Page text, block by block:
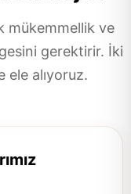
mükemmellik ve
gerektirir. İki
ele alıyoruz.